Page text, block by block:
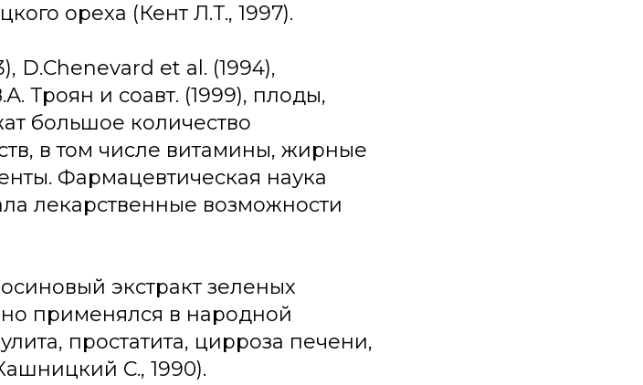
ореха (Кент Л.Т., 1997).
D.Chenevard et al. (1994),
Троян и соавт. (1999), плоды,
большое количество
в том числе витамины, жирные
Фармацевтическая наука
лекарственные возможности
экстракт зеленых
применялся в народной
простатита, цирроза печени,
С., 1990).